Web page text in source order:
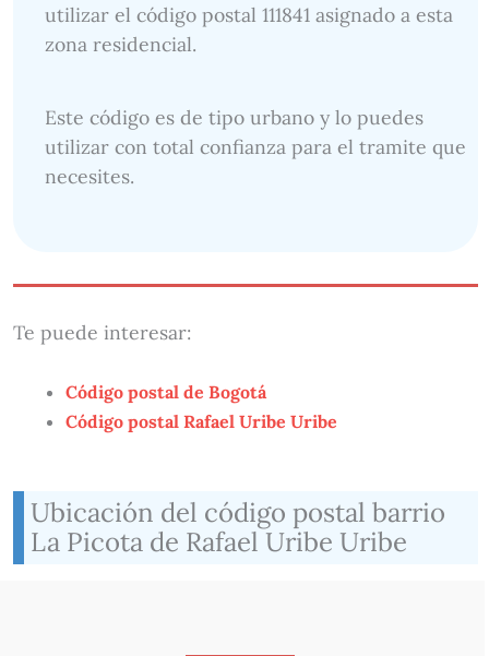
utilizar el código postal 111841 asignado a esta
zona residencial.
Este código es de tipo urbano y lo puedes
utilizar con total confianza para el tramite que
necesites.
Te puede interesar:
Código postal de Bogotá
Código postal Rafael Uribe Uribe
Ubicación del código postal barrio
La Picota de Rafael Uribe Uribe